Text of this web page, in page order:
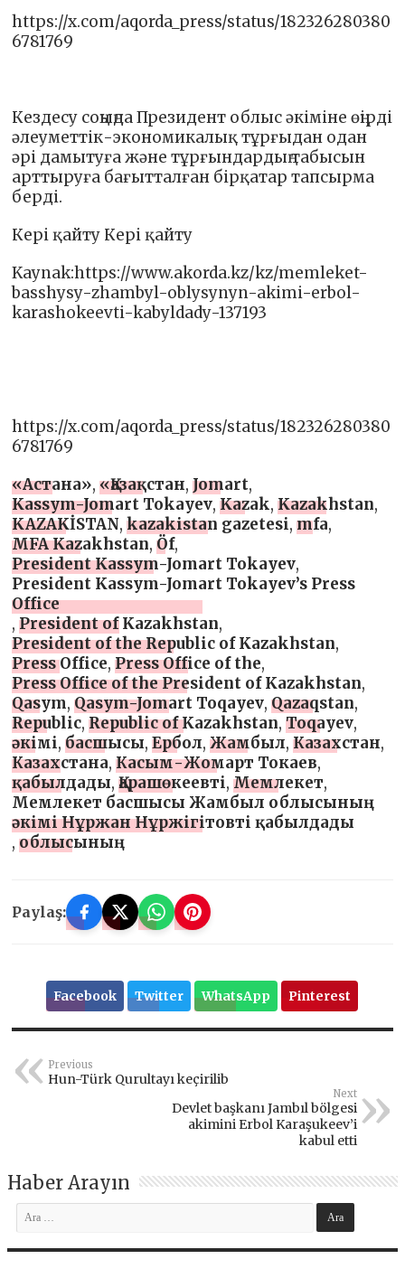
https://x.com/aqorda_press/status/182326280380
6781769
Кездесу соңыңда Президент облыс әкіміне өңірді
әлеуметтік-экономикалық тұрғыдан одан
әрі дамытуға және тұрғындардың табысын
арттыруға бағытталған бірқатар тапсырма
берді.
Кері қайту Кері қайту
Kaynak:https://www.akorda.kz/kz/memleket-
basshysy-zhambyl-oblysynyn-akimi-erbol-
karashokeevti-kabyldady-137193
https://x.com/aqorda_press/status/182326280380
6781769
«Астана»,«Қазақстан,Jomart,
Kassym-Jomart Tokayev,Kazak,Kazakhstan,
KAZAKİSTAN,kazakistan gazetesi,mfa,
MFA Kazakhstan,Öf,
President Kassym-Jomart Tokayev,
President Kassym-Jomart Tokayev’s Press
Office
,President of Kazakhstan,
President of the Republic of Kazakhstan,
Press Office,Press Office of the,
Press Office of the President of Kazakhstan,
Qasym,Qasym-Jomart Toqayev,Qazaqstan,
Republic,Republic of Kazakhstan,Toqayev,
әкімі,басшысы,Ербол,Жамбыл,Казахстан,
Казахстана,Касым-Жомарт Токаев,
қабылдады,Қарашөкеевті,Мемлекет,
Мемлекет басшысы Жамбыл облысының
әкімі Нұржан Нұржігітовті қабылдады
,облысының
Paylaş:
Facebook Twitter WhatsApp Pinterest
Previous
Hun-Türk Qurultayı keçirilib
Next
Devlet başkanı Jambıl bölgesi
akimini Erbol Karaşukeev’i
kabul etti
Haber Arayın